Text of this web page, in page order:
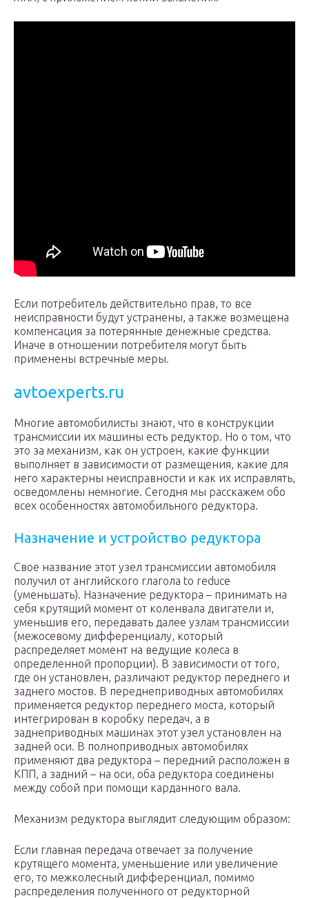
Если потребитель действительно прав, то все
неисправности будут устранены, а также возмещена
компенсация за потерянные денежные средства.
Иначе в отношении потребителя могут быть
применены встречные меры.
avtoexperts.ru
Многие автомобилисты знают, что в конструкции
трансмиссии их машины есть редуктор. Но о том, что
это за механизм, как он устроен, какие функции
выполняет в зависимости от размещения, какие для
него характерны неисправности и как их исправлять,
осведомлены немногие. Сегодня мы расскажем обо
всех особенностях автомобильного редуктора.
Назначение и устройство редуктора
Свое название этот узел трансмиссии автомобиля
получил от английского глагола to reduce
(уменьшать). Назначение редуктора – принимать на
себя крутящий момент от коленвала двигатели и,
уменьшив его, передавать далее узлам трансмиссии
(межосевому дифференциалу, который
распределяет момент на ведущие колеса в
определенной пропорции). В зависимости от того,
где он установлен, различают редуктор переднего и
заднего мостов. В переднеприводных автомобилях
применяется редуктор переднего моста, который
интегрирован в коробку передач, а в
заднеприводных машинах этот узел установлен на
задней оси. В полноприводных автомобилях
применяют два редуктора – передний расположен в
КПП, а задний – на оси, оба редуктора соединены
между собой при помощи карданного вала.
Механизм редуктора выглядит следующим образом:
Если главная передача отвечает за получение
крутящего момента, уменьшение или увеличение
его, то межколесный дифференциал, помимо
распределения полученного от редукторной